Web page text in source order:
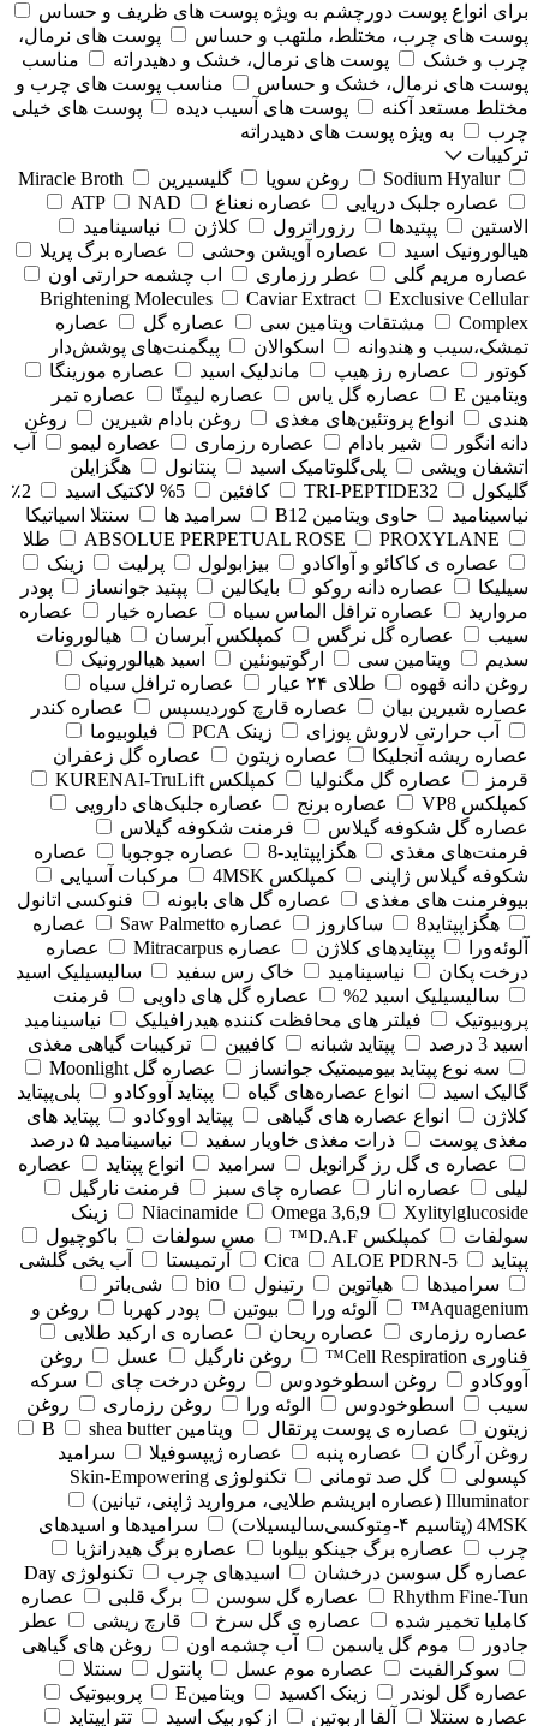
برای انواع پوست دورچشم به ویژه پوست های ظریف و حساس
پوست های چرب، مختلط، ملتهب و حساس
پوست های نرمال،
چرب و خشک
پوست های نرمال، خشک و دهیدراته
مناسب
پوست های نرمال، خشک و حساس
مناسب پوست های چرب و
مختلط مستعد آکنه
پوست های آسیب دیده
پوست های خیلی
چرب
به ویژه پوست های دهیدراته
ترکیبات
Sodium Hyalur
روغن سویا گلیسیرین
Miracle Broth
عصاره جلبک دریایی
عصاره نعناع ATP
NAD
الاستین
پپتیدها رزوراترول کلاژن
⁠نیاسینامید
هیالورونیک اسید
عصاره آویشن وحشی
عصاره برگ پریلا
عصاره مریم گلی
عطر رزماری
اب چشمه حرارتی اون
Brightening Molecules
Caviar Extract
Exclusive Cellular
Complex
مشتقات ویتامین سی عصاره گل
عصاره
تمشک،سیب و هندوانه
اسکوالان
پیگمنت‌های پوشش‌دار
کوتور
عصاره رز هیپ ماندلیک اسید
عصاره مورینگا
ویتامین E
عصاره گل یاس عصاره لیمِتّا
عصاره تمر
هندی
انواع پروتئین‌های مغذی روغن بادام شیرین
روغن
دانه انگور
شیر بادام عصاره رزماری عصاره لیمو
آب
اتشفان ویشی
پلی‌گلوتامیک اسید پنتانول
هگزایلن
گلیکول
TRI-PEPTIDE32 کافئین 5% لاکتیک اسید
2٪
نیاسینامید
حاوی ویتامین B12 سرامید ها
سنتلا اسیاتیکا
ABSOLUE PERPETUAL ROSE
PROXYLANE
طلا
عصاره ی کاکائو و آواکادو
بیزابولول پرلیت
زینک
سیلیکا
عصاره دانه روکو بایکالین پپتید جوانساز
پودر
مروارید
عصاره ترافل الماس سیاه عصاره خیار
عصاره
سیب
عصاره گل نرگس کمپلکس آبرسان
هیالورونات
سدیم
ویتامین سی ارگوتیونئین
اسید هیالورونیک
روغن دانه قهوه
طلای ۲۴ عیار
عصاره ترافل سیاه
عصاره شیرین بیان
عصاره قارچ کوردیسپس
عصاره کندر
آب حرارتی لاروش پوزای
زینک PCA
فیلوبیوما
عصاره ریشه آنجلیکا
عصاره زیتون
عصاره گل زعفران
قرمز
عصاره گل مگنولیا
کمپلکس KURENAI-TruLift
کمپلکس VP8
عصاره برنج
عصاره جلبک‌های دارویی
عصاره گل شکوفه گیلاس
فرمنت شکوفه گیلاس
فرمنت‌های مغذی
هگزاپپتاید-8 عصاره جوجوبا
عصاره
شکوفه گیلاس ژاپنی
کمپلکس 4MSK
مرکبات آسیایی
بیوفرمنت های مغذی
عصاره گل های بابونه
فنوکسی اتانول
هگزاپپتاید8
ساکاروز عصاره Saw Palmetto
عصاره
آلوئه‌ورا
پپتایدهای کلاژن عصاره Mitracarpus
عصاره
درخت پکان
نیاسینامید خاک رس سفید
سالیسیلیک اسید
سالیسیلیک اسید 2%
عصاره گل های داویی
فرمنت
پروبیوتیک
فیلتر های محافظت کننده هیدرافیلیک
نیاسینامید
اسید 3 درصد
پپتاید شبانه کافیین
ترکیبات گیاهی مغذی
سه نوع پپتاید بیومیمتیک جوانساز
عصاره گل Moonlight
گالیک اسید
انواع عصاره‌های گیاه پپتاید آووکادو
پلی‌پپتاید
کلاژن
انواع عصاره های گیاهی پپتاید اووکادو
پپتاید های
مغذی پوست
ذرات مغذی خاویار سفید
نیاسینامید ۵ درصد
عصاره ی گل رز گرانویل
سرامید انواع پپتاید
عصاره
لیلی
عصاره انار عصاره چای سبز
فرمنت نارگیل
Niacinamide
Omega 3,6,9 Xylitylglucoside
زینک
سولفات
کمپلکس D.A.F™ مس سولفات
باکوچیول
پپتاید
5-Cica
ALOE PDRN آرتمیستا
آب یخی گلشی
سرامیدها
هیاتوین رتینول bio
شی‌باتر
Aquagenium™
آلوئه ورا بیوتین پودر کهربا
روغن و
عصاره رزماری
عصاره ریحان
عصاره ی ارکید طلایی
فناوری Cell Respiration™
روغن نارگیل عسل
روغن
آووکادو
روغن اسطوخودوس روغن درخت چای
سرکه
سیب
اسطوخودوس الوئه ورا روغن رزماری
روغن
زیتون
عصاره ی پوست پرتقال ویتامین Bshea butter
روغن آرگان
عصاره پنبه عصاره ژیپسوفیلا
سرامید
کپسولی
گل صد تومانی
تکنولوژی Skin-Empowering
Illuminator (عصاره ابریشم طلایی، مروارید ژاپنی، تیانین)
4MSK (پتاسیم ۴‑مِتوکسی‌سالیسیلات)
سرامیدها و اسیدهای
چرب
عصاره برگ جینکو بیلوبا
عصاره برگ هیدرانژیا
عصاره گل سوسن درخشان
اسیدهای چرب
تکنولوژی Day
Rhythm Fine‑Tun
عصاره گل سوسن برگ قلبی
عصاره
کاملیا تخمیر شده
عصاره ی گل سرخ قارچ ریشی
عطر
جادور
موم گل یاسمن آب چشمه اون
روغن های گیاهی
سوکرالفیت
عصاره موم عسل پانتول
سنتلا
عصاره گل لوندر
زینک اکسید ویتامینE
پروبیوتیک
عصاره سنتلا
آلفا اربوتین ازکوربیک اسید تتراپپتاید